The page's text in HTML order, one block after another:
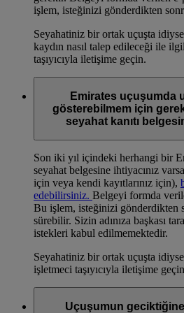
işlem, isteğinizi gönderdikten
Seyahatiniz bir ortak uçuşta
kaydın nasıl talep edileceği ile
taşıyıcıyla iletişime geçin.
Emirates uçuşumda
gösterebilmem için
seyahat kanıtı
Son iki yıl içindeki herhangi bir
seyahat belgesine ihtiyacınız
için veya kendi kayıtlarınız için),
edebilirsiniz. Belgeyi formda
Bu işlem, isteğinizi gönderdikten
sürebilir. Sizin adınıza başkası
istekleri kabul edilmemektedir.
Seyahatiniz bir ortak uçuşta
işletmeci taşıyıcıyla iletişime
Uçuşumun